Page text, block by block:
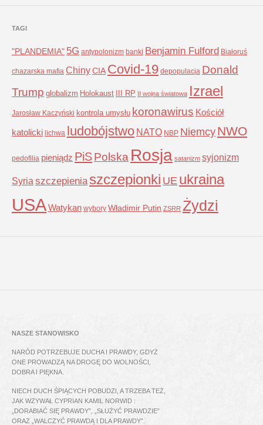
TAGI
"PLANDEMIA" 5G antypolonizm banki Benjamin Fulford Białoruś
chazarska mafia ChinyCIA Covid-19 depopulacja Donald
Trump globalizm Holokaust III RP II wojna światowa Izrael
Jarosław Kaczyński kontrola umysłu koronawirus Kościół
katolicki lichwa ludobójstwo NATO NBP NiemcyNWO
pedofilia pieniądz PiSPolska Rosja satanizm syjonizm
Syria szczepienia szczepionki UE ukraina
USAWatykan wybory Władimir Putin ZSRR Żydzi
NASZE STANOWISKO
NARÓD POTRZEBUJE DUCHA I PRAWDY, GDYŻ
ONE PROWADZĄ NA DROGĘ DO WOLNOŚCI,
DOBRA I PIĘKNA.
NIECH DUCH ŚPIĄCYCH POBUDZI, A TRZEBA TEŻ,
JAK WZYWAŁ CYPRIAN KAMIL NORWID :
„DORABIAĆ SIĘ PRAWDY”, „SŁUŻYĆ PRAWDZIE”
ORAZ „WALCZYĆ PRAWDĄ I DLA PRAWDY”.